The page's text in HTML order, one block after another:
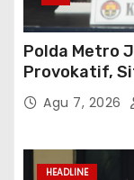
Polda Metro
Provokatif,
Agu 7, 2026
HEADLINE